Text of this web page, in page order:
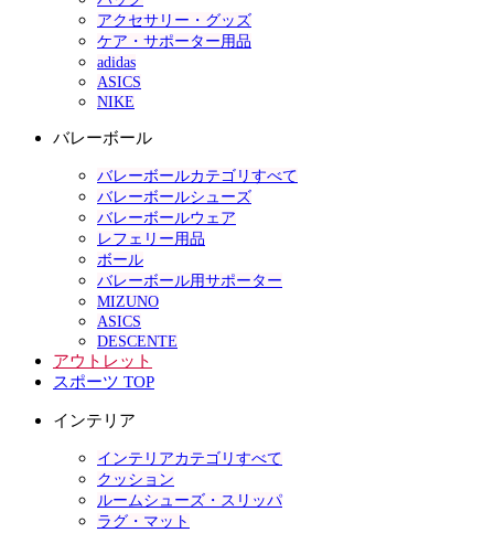
アクセサリー・グッズ
ケア・サポーター用品
adidas
ASICS
NIKE
バレーボール
バレーボールカテゴリすべて
バレーボールシューズ
バレーボールウェア
レフェリー用品
ボール
バレーボール用サポーター
MIZUNO
ASICS
DESCENTE
アウトレット
スポーツ TOP
インテリア
インテリアカテゴリすべて
クッション
ルームシューズ・スリッパ
ラグ・マット